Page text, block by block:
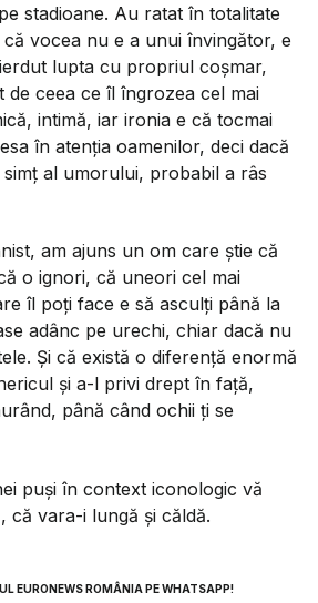
stadioane. Au ratat în totalitate
vocea nu e a unui învingător, e
lupta cu propriul coșmar,
ceea ce îl îngrozea cel mai
intimă, iar ironia e că tocmai
în atenția oamenilor, deci dacă
al umorului, probabil a râs
am ajuns un om care știe că
o ignori, că uneori cel mai
îl poți face e să asculți până la
adânc pe urechi, chiar dacă nu
Și că există o diferență enormă
și a-l privi drept în față,
până când ochii ți se
puși în context iconologic vă
că vara-i lungă și căldă.
EURONEWS ROMÂNIA PE WHATSAPP!